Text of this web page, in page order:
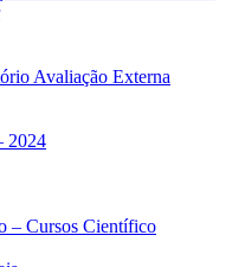
Avaliação Externa
2024
– Cursos Científico